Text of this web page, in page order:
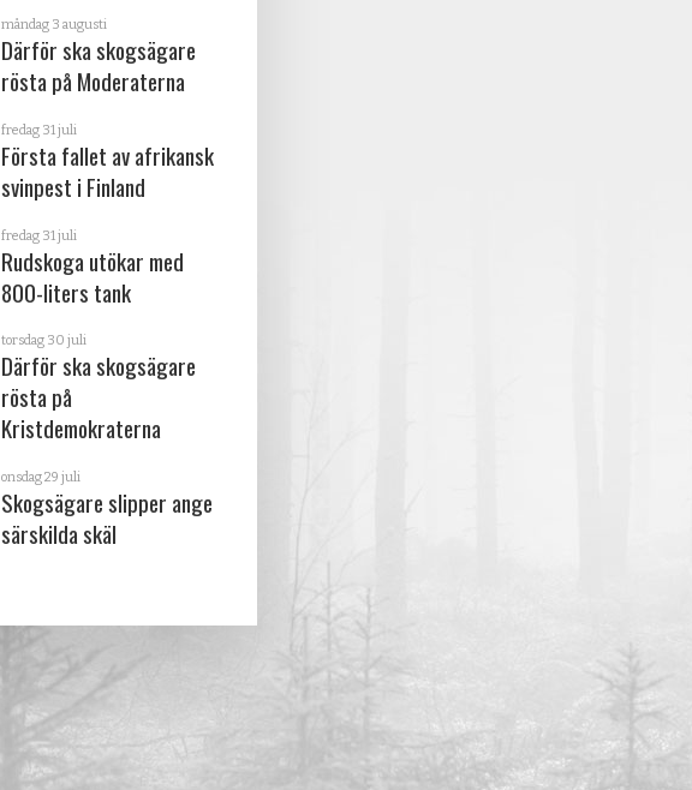
måndag 3 augusti
Därför ska skogsägare
rösta på Moderaterna
fredag 31 juli
Första fallet av afrikansk
svinpest i Finland
fredag 31 juli
Rudskoga utökar med
800-liters tank
torsdag 30 juli
Därför ska skogsägare
rösta på
Kristdemokraterna
onsdag 29 juli
Skogsägare slipper ange
särskilda skäl